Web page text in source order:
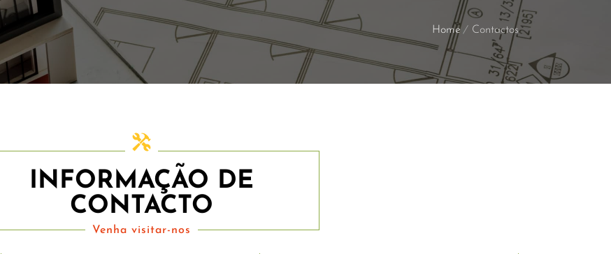
Home Contactos
INFORMAÇÃO DE
CONTACTO
Venha visitar-nos